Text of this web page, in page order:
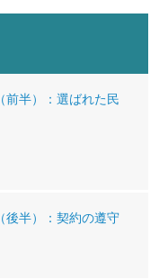
前半）：選ばれた民
後半）：契約の遵守